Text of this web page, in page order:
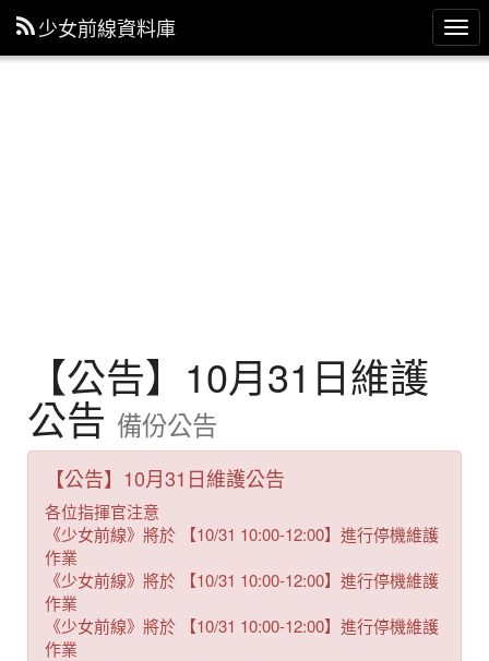
主
選
少女前線資料庫
【公告】10月31日維護
公告 備份公告
【公告】10月31日維護公告
各位指揮官注意
《少女前線》將於 【10/31 10:00-12:00】進行停機維護
作業
《少女前線》將於 【10/31 10:00-12:00】進行停機維護
作業
《少女前線》將於 【10/31 10:00-12:00】進行停機維護
作業